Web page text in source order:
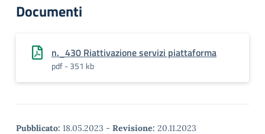
Documenti
n._430 Riattivazione servizi piattaforma
pdf - 351 kb
Pubblicato: 18.05.2023 - Revisione: 20.11.2023